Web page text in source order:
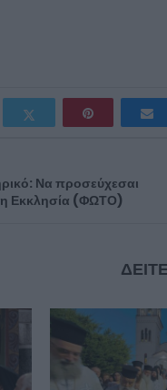
Να προσεύχεσαι
η Εκκλησία (ΦΩΤΟ)